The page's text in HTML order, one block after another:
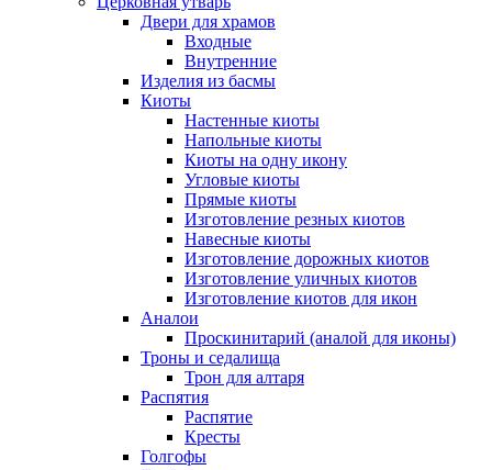
Двери для храмов
Входные
Внутренние
Изделия из басмы
Киоты
Настенные киоты
Напольные киоты
Киоты на одну икону
Угловые киоты
Прямые киоты
Изготовление резных киотов
Навесные киоты
Изготовление дорожных киотов
Изготовление уличных киотов
Изготовление киотов для икон
Аналои
Проскинитарий (аналой для иконы)
Троны и седалища
Трон для алтаря
Распятия
Распятие
Кресты
Голгофы